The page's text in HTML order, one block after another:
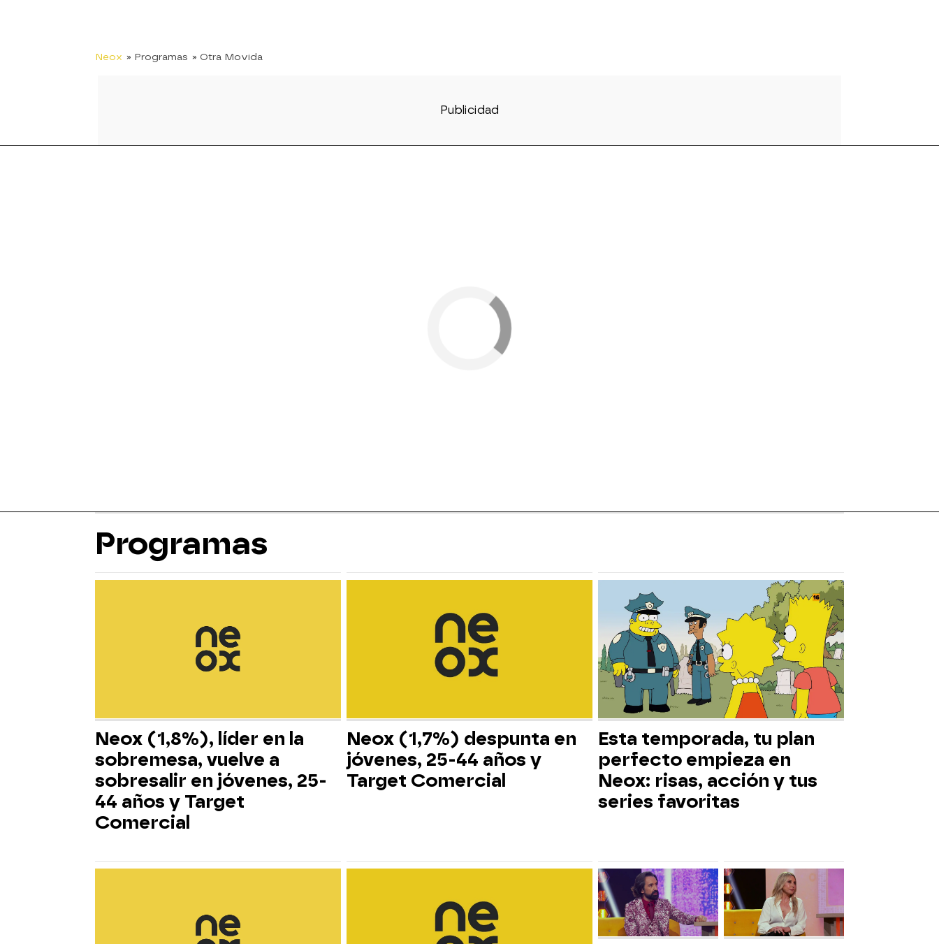
Neox » Programas » Otra Movida
Programas
Neox (1,8%), líder en la
sobremesa, vuelve a
sobresalir en jóvenes, 25-
44 años y Target
Comercial
Neox (1,7%) despunta en
jóvenes, 25-44 años y
Target Comercial
Esta temporada, tu plan
perfecto empieza en
Neox: risas, acción y tus
series favoritas